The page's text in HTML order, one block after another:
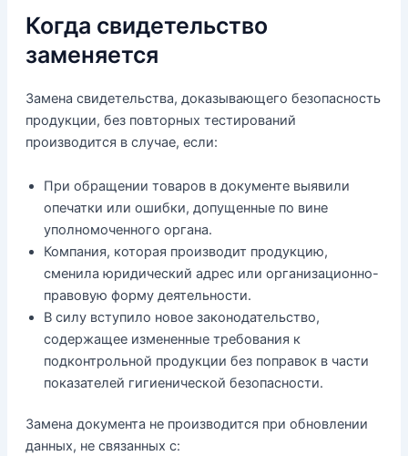
Когда свидетельство
заменяется
Замена свидетельства, доказывающего безопасность
продукции, без повторных тестирований
производится в случае, если:
При обращении товаров в документе выявили
опечатки или ошибки, допущенные по вине
уполномоченного органа.
Компания, которая производит продукцию,
сменила юридический адрес или организационно-
правовую форму деятельности.
В силу вступило новое законодательство,
содержащее измененные требования к
подконтрольной продукции без поправок в части
показателей гигиенической безопасности.
Замена документа не производится при обновлении
данных, не связанных с: